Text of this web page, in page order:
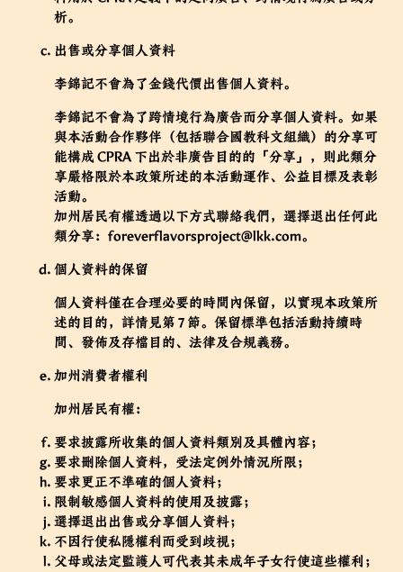
析。
出售或分享個人資料
李錦記不會為了金錢代價出售個人資料。
李錦記不會為了跨情境行為廣告而分享個人資料。如果
與本活動合作夥伴（包括聯合國教科文組織）的分享可
能構成 CPRA 下出於非廣告目的的「分享」，則此類分
享嚴格限於本政策所述的本活動運作、公益目標及表彰
活動。
加州居民有權透過以下方式聯絡我們，選擇退出任何此
類分享： foreverflavorsproject@lkk.com。
個人資料的保留
個人資料僅在合理必要的時間內保留，以實現本政策所
述的目的，詳情見第 7 節。保留標準包括活動持續時
間、發佈及存檔目的、法律及合規義務。
加州消費者權利
加州居民有權：
要求披露所收集的個人資料類別及具體內容；
要求刪除個人資料，受法定例外情況所限；
要求更正不準確的個人資料；
限制敏感個人資料的使用及披露；
選擇退出出售或分享個人資料；
不因行使私隱權利而受到歧視；
父母或法定監護人可代表其未成年子女行使這些權利；